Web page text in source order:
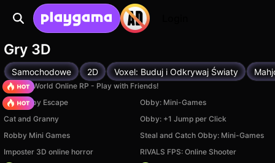
Gry 3D
Samochodowe 2D Voxel: Buduj i Odkrywaj Światy
Sprunki World Online RP - Play with Friends!
Your Obby Escape
Obby: Mini-Games
Cat and Granny
Obby: +1 Jump per Click
Robby Mini Games
Steal and Catch Obby: Mini-Games
Imposter 3D online horror
RIVALS FPS: Online Shooter